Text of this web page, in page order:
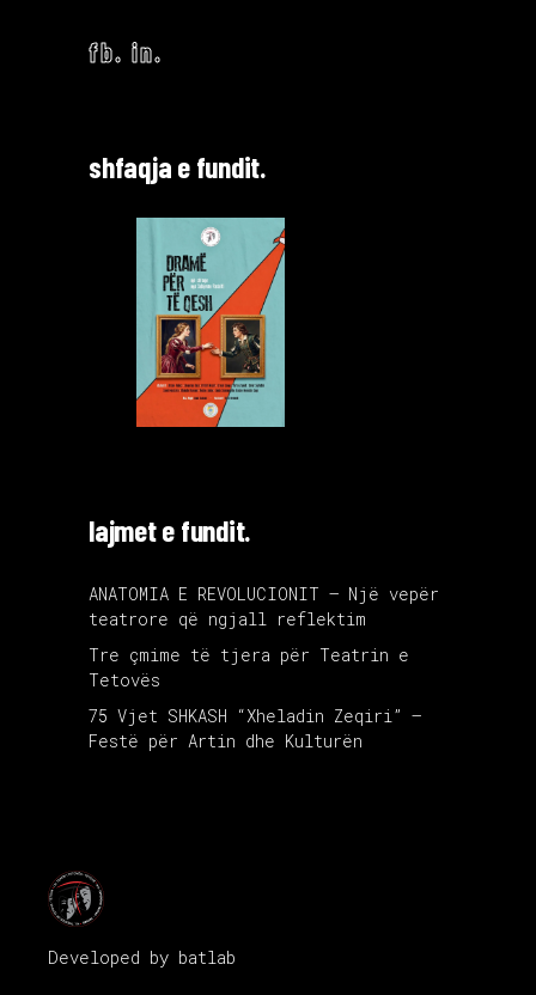
fb. in.
shfaqja e fundit.
lajmet e fundit.
ANATOMIA E REVOLUCIONIT – Një vepër
teatrore që ngjall reflektim
Tre çmime të tjera për Teatrin e
Tetovës
75 Vjet SHKASH “Xheladin Zeqiri” –
Festë për Artin dhe Kulturën
Developed by batlab